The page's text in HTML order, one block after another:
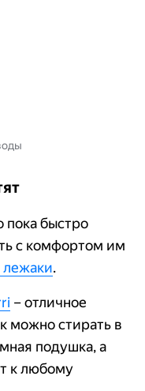
пока быстро
с комфортом им
.
– отличное
можно стирать в
подушка, а
к любому